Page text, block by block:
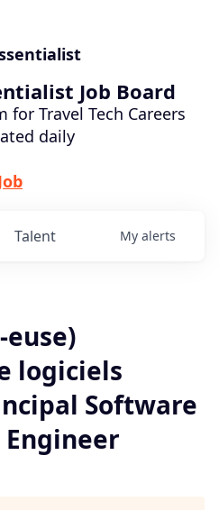
Job Board
for Travel Tech Careers
daily
Talent My alerts
logiciels
Software